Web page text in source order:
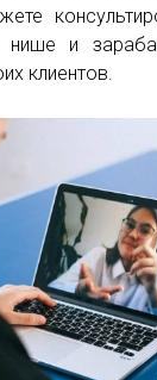
нише и
клиентов.